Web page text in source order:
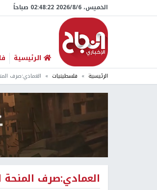
الخميس، 6/‏8/‏2026 02:48:23 صباحاً
الرئيسية
الرئيسية فلسطينيات العمادي:صرف
العمادي:صرف المنحة